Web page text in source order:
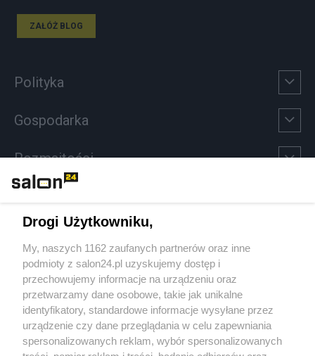
ZAŁÓŻ BLOG
Polityka
Gospodarka
Rozmaitości
Sport
Społeczeństwo
Kultura
Drogi Użytkowniku,
My, naszych 1162 zaufanych partnerów oraz inne
podmioty z salon24.pl uzyskujemy dostęp i
przechowujemy informacje na urządzeniu oraz
przetwarzamy dane osobowe, takie jak unikalne
identyfikatory, standardowe informacje wysyłane przez
urządzenie czy dane przeglądania w celu zapewniania
spersonalizowanych reklam, wybór spersonalizowanych